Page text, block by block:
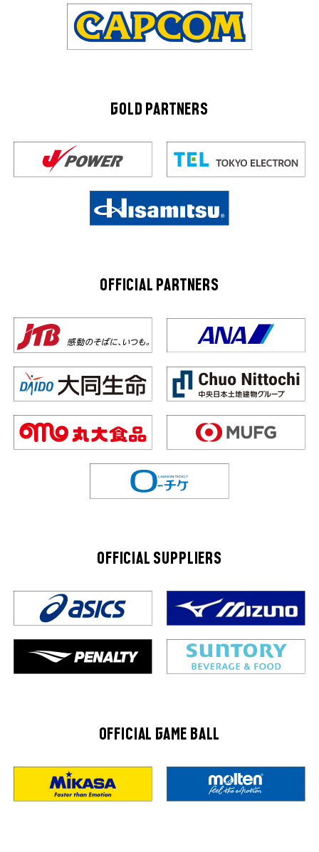
GOLD PARTNERS
OFFICIAL PARTNERS
OFFICIAL SUPPLIERS
OFFICIAL GAME BALL